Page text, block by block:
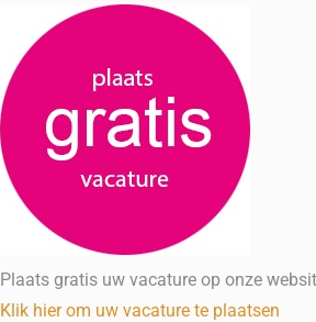
Plaats gratis uw vacature op onze
Klik hier om uw vacature te plaatsen